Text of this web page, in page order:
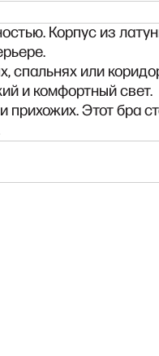
Корпус из
спальнях или
и комфортный свет.
Этот бра